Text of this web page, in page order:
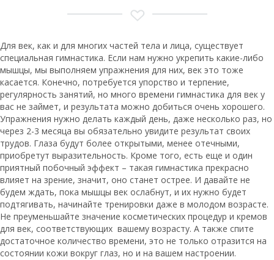
Для век, как и для многих частей тела и лица, существует
специальная гимнастика. Если нам нужно укрепить какие-либо
мышцы, мы выполняем упражнения для них, век это тоже
касается. Конечно, потребуется упорство и терпение,
регулярность занятий, но много времени гимнастика для век у
вас не займет, и результата можно добиться очень хорошего.
Упражнения нужно делать каждый день, даже несколько раз, но
через 2-3 месяца вы обязательно увидите результат своих
трудов. Глаза будут более открытыми, менее отечными,
приобретут выразительность. Кроме того, есть еще и один
приятный побочный эффект – такая гимнастика прекрасно
влияет на зрение, значит, оно станет острее. И давайте не
будем ждать, пока мышцы век ослабнут, и их нужно будет
подтягивать, начинайте тренировки даже в молодом возрасте.
Не преуменьшайте значение косметических процедур и кремов
для век, соответствующих вашему возрасту. А также спите
достаточное количество времени, это не только отразится на
состоянии кожи вокруг глаз, но и на вашем настроении.